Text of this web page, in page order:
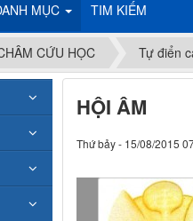
MỤC TIM KIẾM
CỨU HỌC Tự điển
HỘI ÂM
Thứ bảy - 15/08/2015